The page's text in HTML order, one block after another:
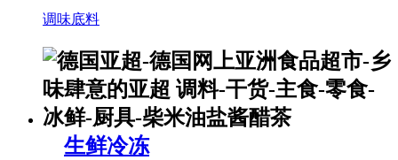
调味底料
生鲜冷冻